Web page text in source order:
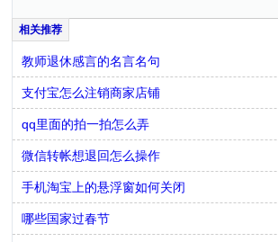
教师退休感言的名言名句
支付宝怎么注销商家店铺
qq里面的拍一拍怎么弄
微信转帐想退回怎么操作
手机淘宝上的悬浮窗如何关闭
哪些国家过春节